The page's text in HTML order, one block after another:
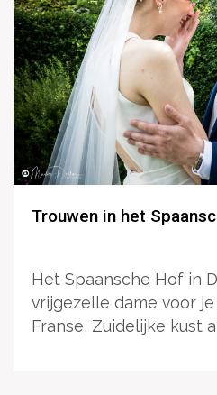
Trouwen in het
Het Spaansche Hof in
vrijgezelle dame voor
Franse, Zuidelijke kust